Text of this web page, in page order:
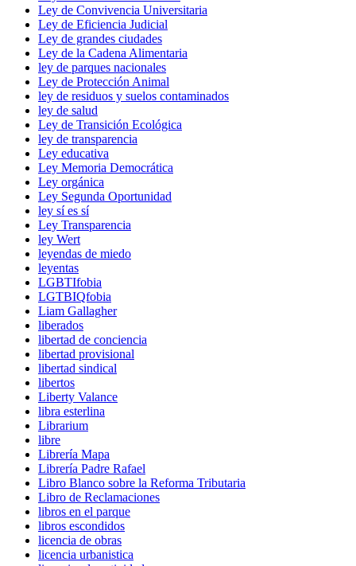
Ley de Convivencia Universitaria
Ley de Eficiencia Judicial
Ley de grandes ciudades
Ley de la Cadena Alimentaria
ley de parques nacionales
Ley de Protección Animal
ley de residuos y suelos contaminados
ley de salud
Ley de Transición Ecológica
ley de transparencia
Ley educativa
Ley Memoria Democrática
Ley orgánica
Ley Segunda Oportunidad
ley sí es sí
Ley Transparencia
ley Wert
leyendas de miedo
leyentas
LGBTIfobia
LGTBIQfobia
Liam Gallagher
liberados
libertad de conciencia
libertad provisional
libertad sindical
libertos
Liberty Valance
libra esterlina
Librarium
libre
Librería Mapa
Librería Padre Rafael
Libro Blanco sobre la Reforma Tributaria
Libro de Reclamaciones
libros en el parque
libros escondidos
licencia de obras
licencia urbanistica